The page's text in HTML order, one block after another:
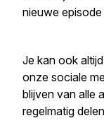
nieuwe episode
Je kan ook
onze sociale
blijven van alle
regelmatig